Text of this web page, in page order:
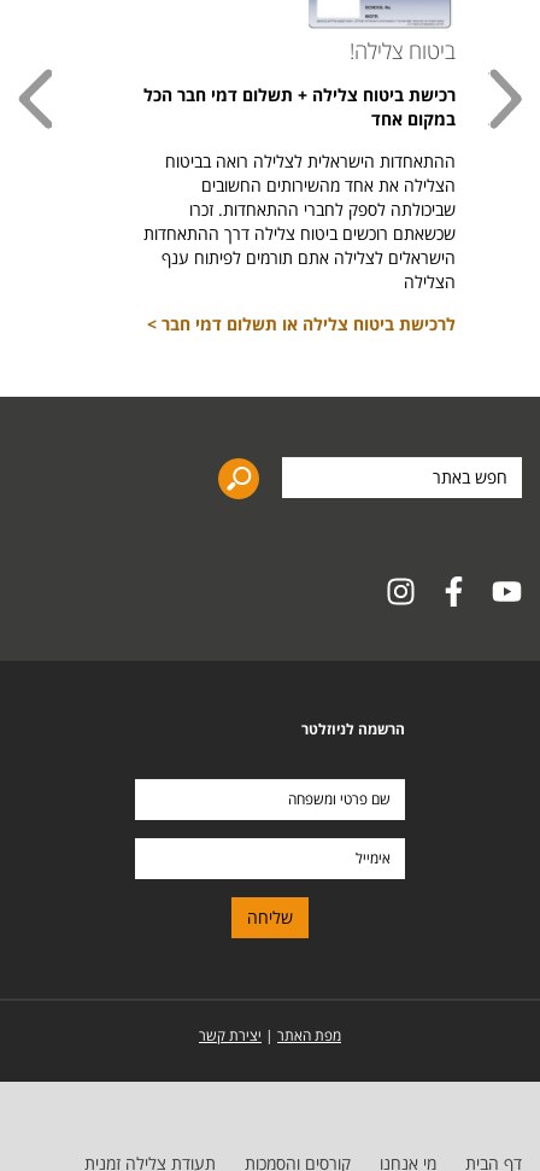
ביטוח צלילה!
רכישת ביטוח צלילה + תשלום דמי חבר הכל
במקום אחד
ההתאחדות הישראלית לצלילה רואה בביטוח
הצלילה את אחד מהשירותים החשובים
שביכולתה לספק לחברי ההתאחדות. זכרו
שכשאתם רוכשים ביטוח צלילה דרך ההתאחדות
הישראלים לצלילה אתם תורמים לפיתוח ענף
הצלילה
לרכישת ביטוח צלילה או תשלום דמי חבר >
באתר
הרשמה לניוזלטר
מפת האתר | יצירת קשר
דף הבית מי אנחנו קורסים והסמכות תעודת צלילה זמנית